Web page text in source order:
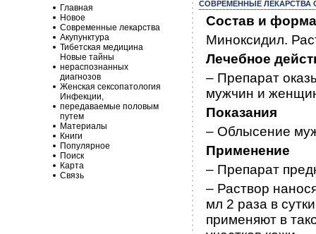
Главная
Новое
Современные лекарства
Акупунктура
Тибетская медицина
Новые тайны
нераспознанных
диагнозов
Женская сексопатология
Инфекции,
передаваемые половым
путем
Материалы
Книги
Популярное
Поиск
Карта
Связь
СОВРЕМЕННЫЕ ЛЕКАРСТВА
Состав и
Миноксидил.
Лечебное
– Препарат
мужчин и
Показания
– Облысение
Применение
– Препарат
– Раствор
мл 2 раза в
применяют в